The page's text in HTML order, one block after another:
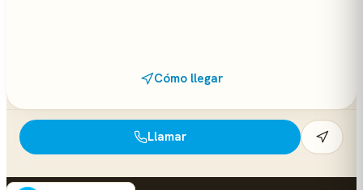
Cómo llegar
Llamar